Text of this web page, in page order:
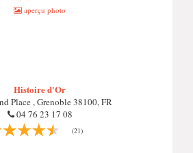
aperçu photo
Histoire d'Or
Place , Grenoble 38100, FR
04 76 23 17 08
(21)